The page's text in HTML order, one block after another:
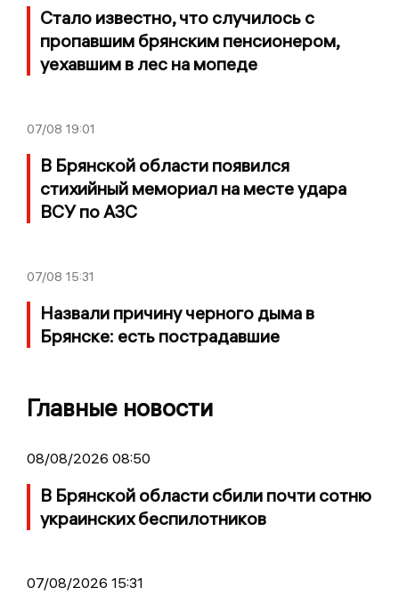
Стало известно, что случилось с
пропавшим брянским пенсионером,
уехавшим в лес на мопеде
07/08 19:01
В Брянской области появился
стихийный мемориал на месте удара
ВСУ по АЗС
07/08 15:31
Назвали причину черного дыма в
Брянске: есть пострадавшие
Главные новости
08/08/2026 08:50
В Брянской области сбили почти сотню
украинских беспилотников
07/08/2026 15:31